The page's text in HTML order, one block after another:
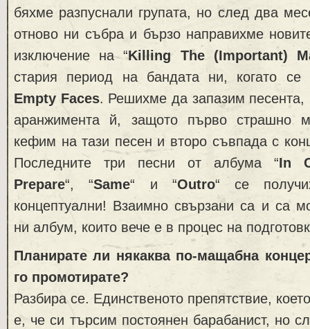
бяхме разпуснали групата, но след два
отново ни събра и бързо направихме
изключение на “Killing The (Important)
стария период на бандата ни, когато
Empty Faces. Решихме да запазим
аранжимента й, защото първо страшно
кефим на тази песен и второ съвпада с
Последните три песни от албума “In
Prepare“, “Same“ и “Outro“ се
концептуални! Взаимно свързани са и са
ни албум, които вече е в процес на
Планирате ли някаква по-мащабна
го промотирате?
Разбира се. Единственото препятствие,
е, че си търсим постоянен барабанист, но